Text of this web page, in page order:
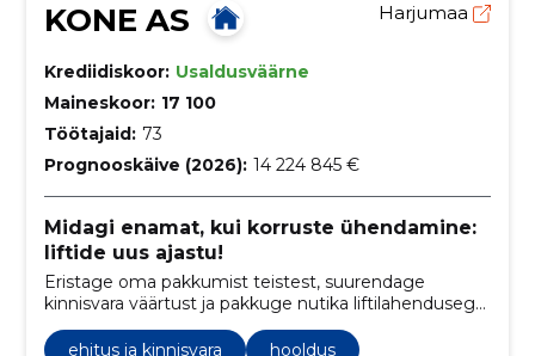
KONE AS Harjumaa
Krediidiskoor: Usaldusväärne
Maineskoor: 17 100
Töötajaid: 73
Prognooskäive (2026): 14 224 845 €
Midagi enamat, kui korruste ühendamine:
liftide uus ajastu!
Eristage oma pakkumist teistest, suurendage
kinnisvara väärtust ja pakkuge nutika liftilahendusega
parimat kasutajaelamust.
ehitus ja kinnisvara
hooldus